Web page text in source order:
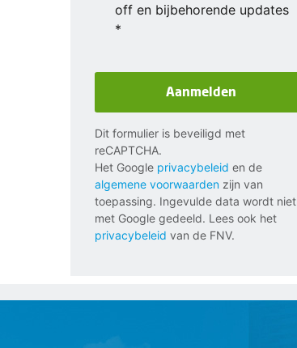
off en bijbehorende updates
*
Dit formulier is beveiligd met
reCAPTCHA.
Het Google privacybeleid en de
algemene voorwaarden zijn van
toepassing. Ingevulde data wordt niet
met Google gedeeld. Lees ook het
privacybeleid van de FNV.
Aanmelden